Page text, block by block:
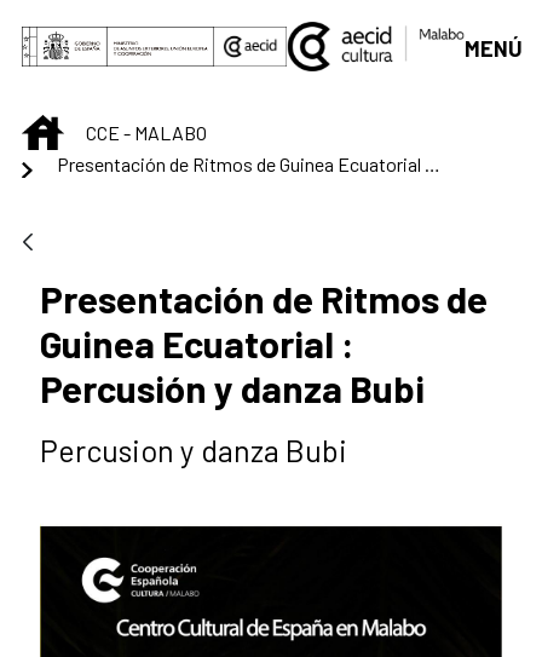
Saltar al contenido principal
MENÚ
INICIOCCE - MALABO
Presentación de Ritmos de Guinea Ecuatorial : Percusión y danza Bubi
Presentación de Ritmos de
Guinea Ecuatorial :
Percusión y danza Bubi
Percusion y danza Bubi